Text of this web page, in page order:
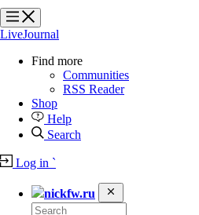
?
?
LiveJournal
Find more
Communities
RSS Reader
Shop
Help
Search
Log in `
nickfw.ru